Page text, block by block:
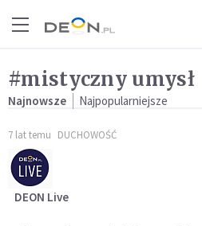
#mistyczny umysł
Najnowsze Najpopularniejsze
7 lat temu DUCHOWOŚĆ
DEON Live